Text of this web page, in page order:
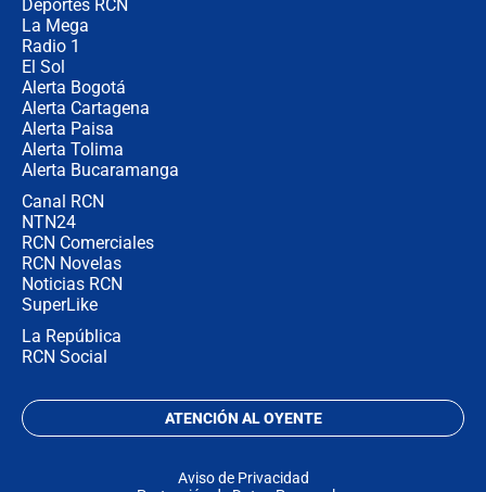
Deportes RCN
La Mega
Radio 1
El Sol
Alerta Bogotá
Alerta Cartagena
Alerta Paisa
Alerta Tolima
Alerta Bucaramanga
Canal RCN
NTN24
RCN Comerciales
RCN Novelas
Noticias RCN
SuperLike
La República
RCN Social
ATENCIÓN AL OYENTE
Aviso de Privacidad